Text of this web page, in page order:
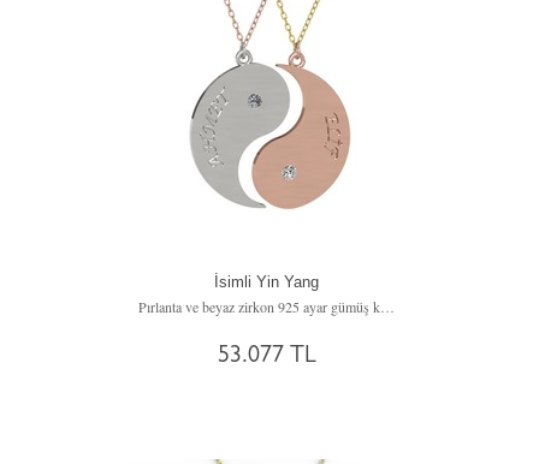
İsimli Yin Yang
Pırlanta ve beyaz zirkon 925 ayar gümüş kolye (0.06 karat, 40 cm gümüş rolo zincir)
53.077 TL